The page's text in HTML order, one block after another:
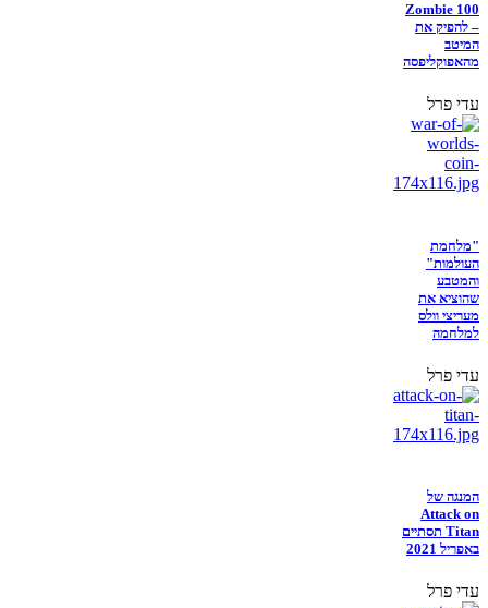
Zombie 100
– להפיק את
המיטב
מהאפוקליפסה
עדי פרל
"מלחמת
העולמות"
והמטבע
שהוציא את
מעריצי וולס
למלחמה
עדי פרל
המנגה של
Attack on
Titan תסתיים
באפריל 2021
עדי פרל